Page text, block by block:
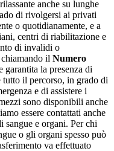
anche su lunghe
di rivolgersi ai privati
o quotidianamente, e a
centri di riabilitazione e
di invalidi o
il Numero
garantita la presenza di
tutto il percorso, in grado di
e di assistere i
sono disponibili anche
essere contattati anche
sangue e organi. Per chi
o gli organi spesso può
va effettuato